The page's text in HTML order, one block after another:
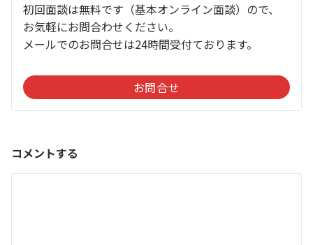
初回面談は無料です（基本オンライン面談）ので、
お気軽にお問合わせください。
メールでのお問合せは24時間受付ております。
お問合せ
コメントする